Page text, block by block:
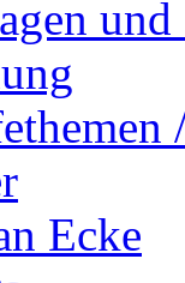
Ecke